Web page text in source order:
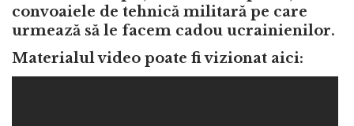
convoaiele de tehnică militară pe care
urmează să le facem cadou ucrainienilor.
Materialul video poate fi vizionat aici: